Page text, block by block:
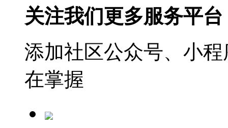
关注我们更多服务平台
添加社区公众号、小
在掌握